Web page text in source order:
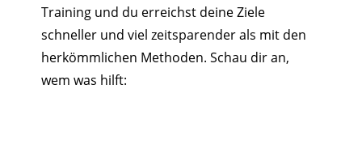
Training und du erreichst deine Ziele
schneller und viel zeitsparender als mit den
herkömmlichen Methoden. Schau dir an,
wem was hilft: